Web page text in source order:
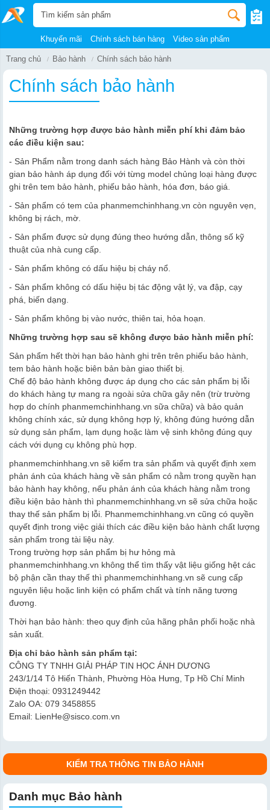
Khuyến mãi Chính sách bán hàng Video sản phẩm
Trang chủ Bảo hành Chính sách bảo hành
Chính sách bảo hành
Những trường hợp được bảo hành miễn phí khi đảm bảo
các điều kiện sau:
- Sản Phẩm nằm trong danh sách hàng Bảo Hành và còn thời
gian bảo hành áp dụng đối với từng model chủng loại hàng được
ghi trên tem bảo hành, phiếu bảo hành, hóa đơn, báo giá.
- Sản phẩm có tem của phanmemchinhhang.vn còn nguyên vẹn,
không bị rách, mờ.
- Sản phẩm được sử dụng đúng theo hướng dẫn, thông số kỹ
thuật của nhà cung cấp.
- Sản phẩm không có dấu hiệu bị cháy nổ.
- Sản phẩm không có dấu hiệu bị tác động vật lý, va đập, cạy
phá, biến dạng.
- Sản phẩm không bị vào nước, thiên tai, hỏa hoạn.
Những trường hợp sau sẽ không được bảo hành miễn phí:
Sản phẩm hết thời hạn bảo hành ghi trên trên phiếu bảo hành,
tem bảo hành hoặc biên bản bàn giao thiết bị.
Chế độ bảo hành không được áp dụng cho các sản phẩm bị lỗi
do khách hàng tự mang ra ngoài sửa chữa gây nên (trừ trường
hợp do chính phanmemchinhhang.vn sữa chữa) và bảo quản
không chính xác, sử dụng không hợp lý, không đúng hướng dẫn
sử dụng sản phẩm, lạm dụng hoặc làm vệ sinh không đúng quy
cách với dụng cụ không phù hợp.
phanmemchinhhang.vn sẽ kiểm tra sản phẩm và quyết định xem
phản ánh của khách hàng về sản phẩm có nằm trong quyền hạn
bảo hành hay không, nếu phản ánh của khách hàng nằm trong
điều kiện bảo hành thì phanmemchinhhang.vn sẽ sửa chữa hoặc
thay thế sản phẩm bị lỗi. Phanmemchinhhang.vn cũng có quyền
quyết định trong việc giải thích các điều kiện bảo hành chất lượng
sản phẩm trong tài liệu này.
Trong trường hợp sản phẩm bị hư hỏng mà
phanmemchinhhang.vn không thể tìm thấy vật liệu giống hệt các
bộ phận cần thay thế thì phanmemchinhhang.vn sẽ cung cấp
nguyên liệu hoặc linh kiện có phẩm chất và tính năng tương
đương.
Thời hạn bảo hành: theo quy định của hãng phân phối hoặc nhà
sản xuất.
Địa chỉ bảo hành sản phẩm tại:
CÔNG TY TNHH GIẢI PHÁP TIN HỌC ÁNH DƯƠNG
243/1/14 Tô Hiến Thành, Phường Hòa Hưng, Tp Hồ Chí Minh
Điện thoại: 0931249442
Zalo OA: 079 3458855
Email: LienHe@sisco.com.vn
KIỂM TRA THÔNG TIN BẢO HÀNH
Danh mục Bảo hành